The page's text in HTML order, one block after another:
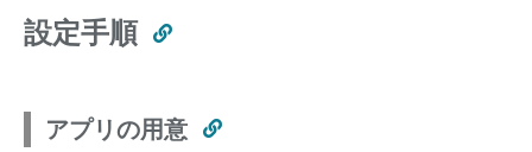
設定手順
アプリの用意